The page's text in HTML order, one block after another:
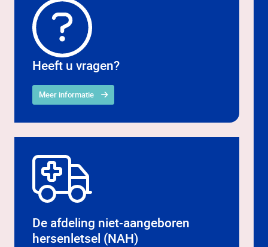
Heeft u vragen?
Meer informatie
De afdeling niet-aangeboren
hersenletsel (NAH)